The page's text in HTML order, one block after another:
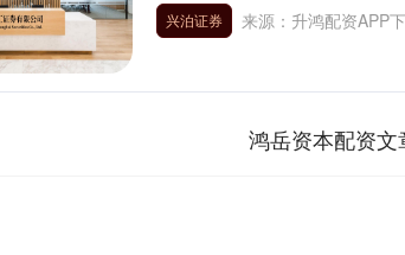
兴泊证券 来源：升鸿配资APP
鸿岳资本配资